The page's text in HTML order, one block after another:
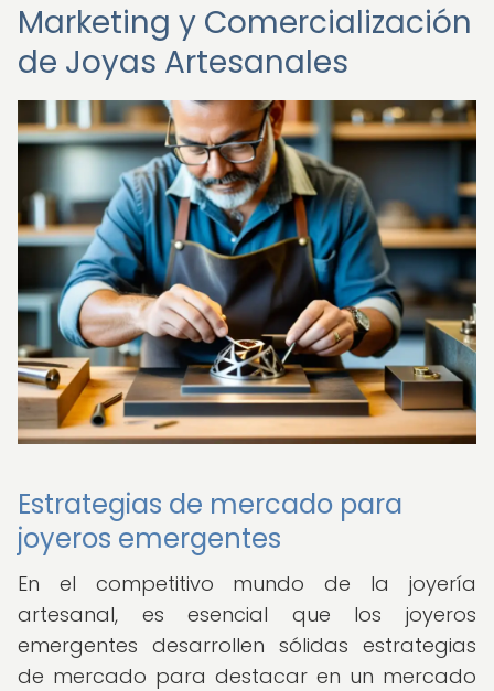
Marketing y Comercialización
de Joyas Artesanales
Estrategias de mercado para
joyeros emergentes
En el competitivo mundo de la joyería
artesanal, es esencial que los joyeros
emergentes desarrollen sólidas estrategias
de mercado para destacar en un mercado